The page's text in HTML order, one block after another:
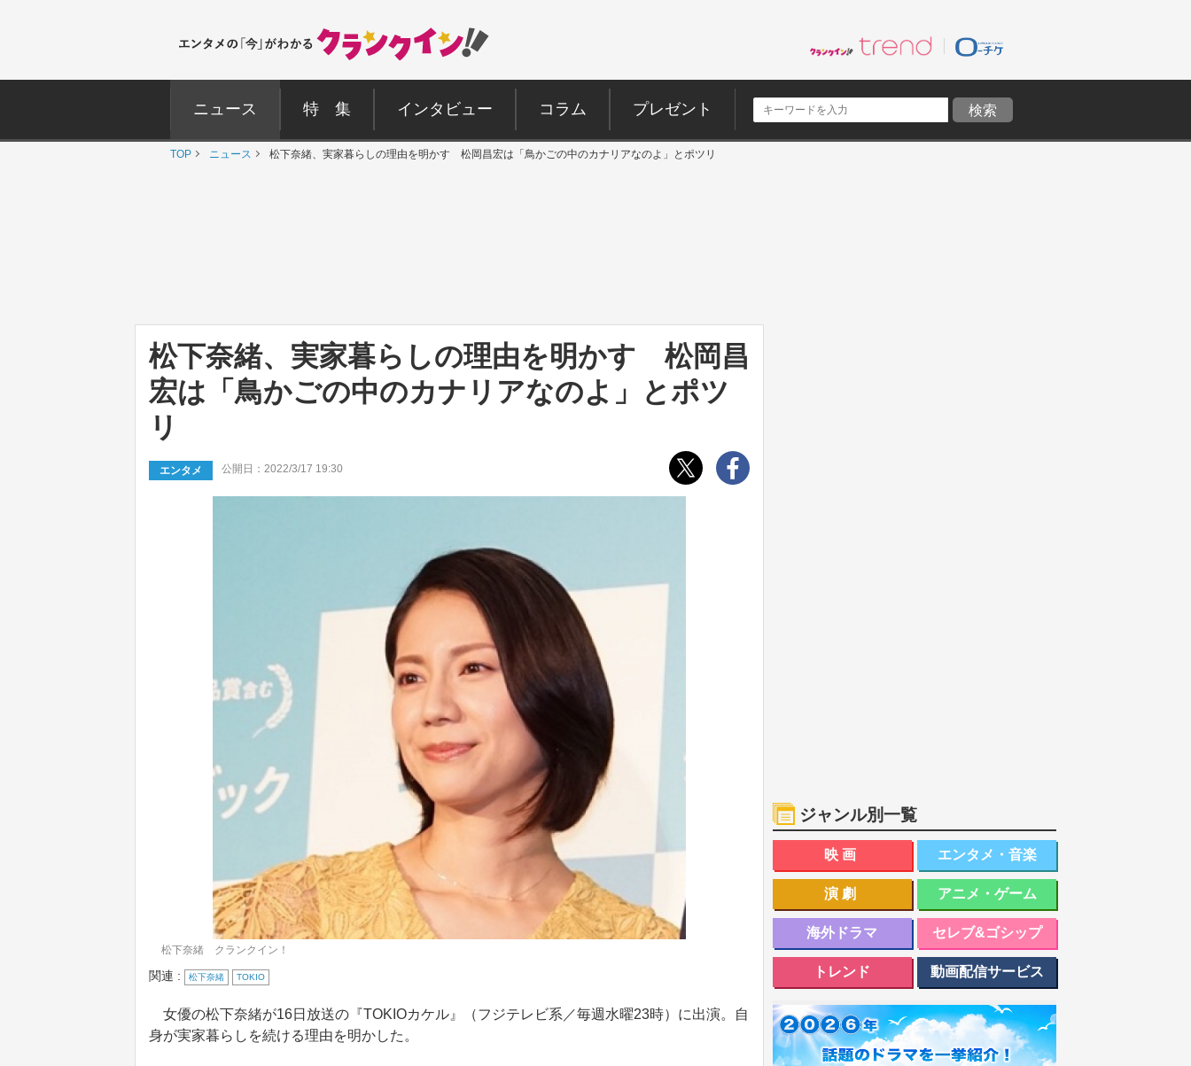
ニュース 特 集 インタビュー コラム プレゼント
TOP ニュース 松下奈緒、実家暮らしの理由を明かす 松岡昌宏は「鳥かごの中のカナリアなのよ」とポツリ
松下奈緒、実家暮らしの理由を明かす 松岡昌
宏は「鳥かごの中のカナリアなのよ」とポツ
リ
エンタメ 公開日：2022/3/17 19:30
松下奈緒 クランクイン！
関連 : 松下奈緒 TOKIO
女優の松下奈緒が16日放送の『TOKIOカケル』（フジテレビ系／毎週水曜23時）に出演。自
身が実家暮らしを続ける理由を明かした。
ジャンル別一覧
映画 エンタメ・音楽
演劇 アニメ・ゲーム
海外ドラマ セレブ&ゴシップ
トレンド 動画配信サービス